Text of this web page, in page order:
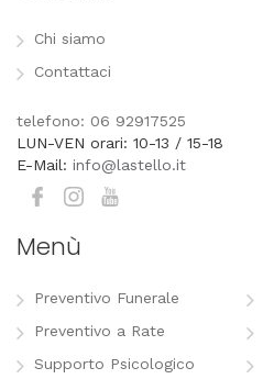
Chi siamo
Contattaci
telefono: 06 92917525
LUN-VEN orari: 10-13 / 15-18
E-Mail: info@lastello.it
Menù
Preventivo Funerale
Preventivo a Rate
Supporto Psicologico